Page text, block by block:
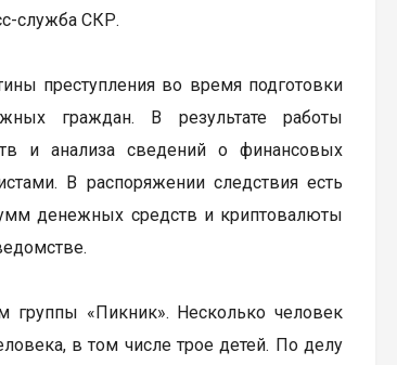
служба СКР.
преступления во время подготовки
граждан. В результате работы
и анализа сведений о финансовых
В распоряжении следствия есть
денежных средств и криптовалюты
группы «Пикник». Несколько человек
в том числе трое детей. По делу